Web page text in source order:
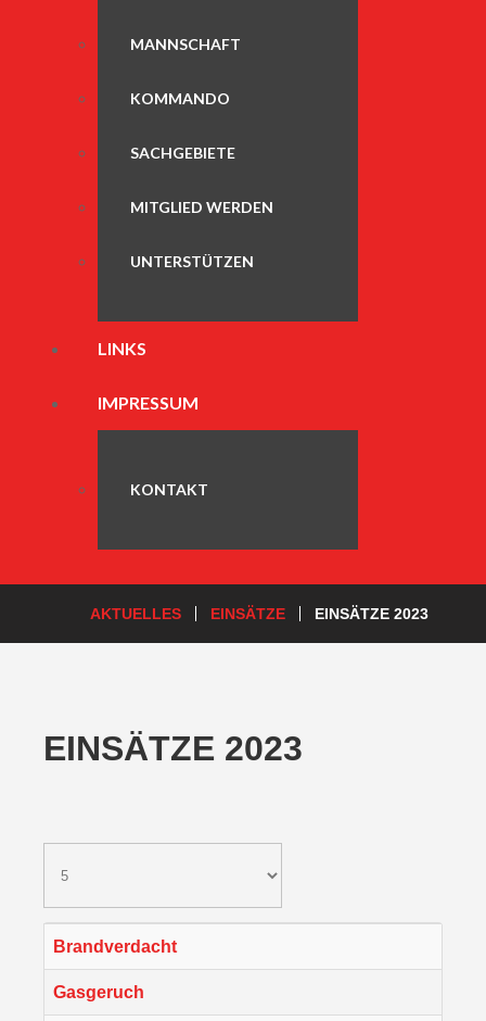
MANNSCHAFT
KOMMANDO
SACHGEBIETE
MITGLIED WERDEN
UNTERSTÜTZEN
LINKS
IMPRESSUM
KONTAKT
AKTUELLES EINSÄTZE EINSÄTZE 2023
EINSÄTZE 2023
Brandverdacht
Gasgeruch